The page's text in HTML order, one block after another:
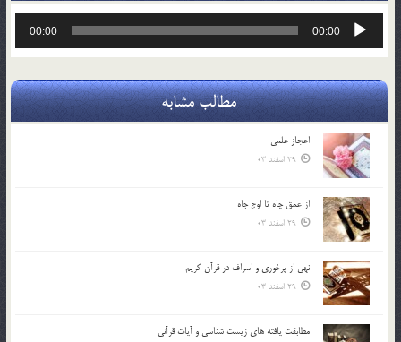
پخش‌کننده
00:00
00:00
مطالب مشابه
اعجاز علمی
29 اسفند 03
از عمق چاه تا اوج جاه
29 اسفند 03
نهي از پرخوري و اسراف در قرآن کريم
29 اسفند 03
مطابقت یافته های زیست شناسی و آیات قرآنی